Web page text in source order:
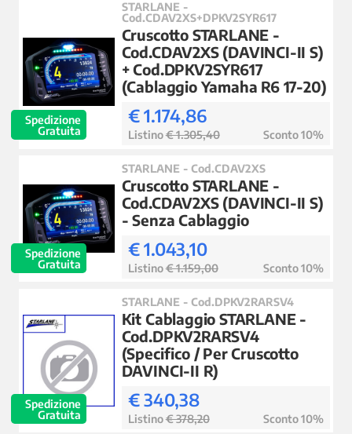
Spedizione
Gratuita
STARLANE -
Cod.CDAV2XS+DPKV2SYR617
Cruscotto STARLANE -
Cod.CDAV2XS (DAVINCI-II S)
+ Cod.DPKV2SYR617
(Cablaggio Yamaha R6 17-20)
€ 1.174,86
Listino€ 1.305,40 Sconto 10%
Spedizione
Gratuita
STARLANE - Cod.CDAV2XS
Cruscotto STARLANE -
Cod.CDAV2XS (DAVINCI-II S)
- Senza Cablaggio
€ 1.043,10
Listino€ 1.159,00 Sconto 10%
Spedizione
Gratuita
STARLANE - Cod.DPKV2RARSV4
Kit Cablaggio STARLANE -
Cod.DPKV2RARSV4
(Specifico / Per Cruscotto
DAVINCI-II R)
€ 340,38
Listino€ 378,20 Sconto 10%